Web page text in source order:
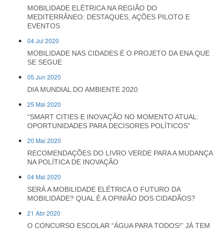
MOBILIDADE ELÉTRICA NA REGIÃO DO
MEDITERRÂNEO: DESTAQUES, AÇÕES PILOTO E
EVENTOS
04 Jul 2020
MOBILIDADE NAS CIDADES É O PROJETO DA ENA QUE
SE SEGUE
05 Jun 2020
DIA MUNDIAL DO AMBIENTE 2020
25 Mai 2020
“SMART CITIES E INOVAÇÃO NO MOMENTO ATUAL:
OPORTUNIDADES PARA DECISORES POLÍTICOS”
20 Mai 2020
RECOMENDAÇÕES DO LIVRO VERDE PARA A MUDANÇA
NA POLÍTICA DE INOVAÇÃO
04 Mai 2020
SERÁ A MOBILIDADE ELÉTRICA O FUTURO DA
MOBILIDADE? QUAL É A OPINIÃO DOS CIDADÃOS?
21 Abr 2020
O CONCURSO ESCOLAR “ÁGUA PARA TODOS!” JÁ TEM